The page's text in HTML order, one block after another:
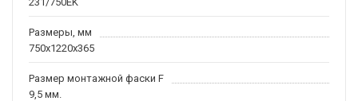
Размеры, мм
750x1220x365
Размер монтажной фаски F
9,5 мм.